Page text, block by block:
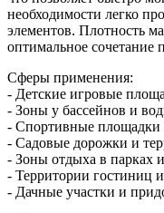
необходимости легко
элементов. Плотность
оптимальное сочетание
Сферы применения:
- Детские игровые
- Зоны у бассейнов и
- Спортивные площадки
- Садовые дорожки и
- Зоны отдыха в парках
- Территории гостиниц
- Дачные участки и